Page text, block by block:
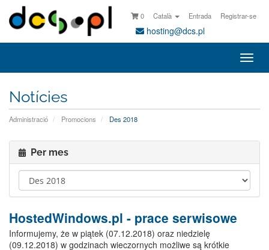
0 Català Entrada Registrar-se
hosting@dcs.pl
la
Notícies
Administració Promocions Des 2018
Per mes
HostedWindows.pl - prace serwisowe
Informujemy, że w piątek (07.12.2018) oraz niedzielę
(09.12.2018) w godzinach wieczornych możliwe są krótkie